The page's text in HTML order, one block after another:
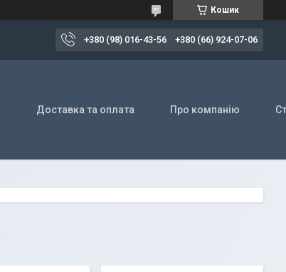
Кошик
+380 (98) 016-43-56 +380 (66) 924-07-06
Доставка та оплата Про компанію